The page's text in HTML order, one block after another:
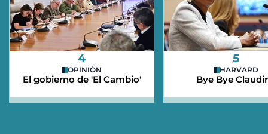
4
OPINIÓN
El gobierno de 'El Cambio'
5
HARVARD
Bye Bye